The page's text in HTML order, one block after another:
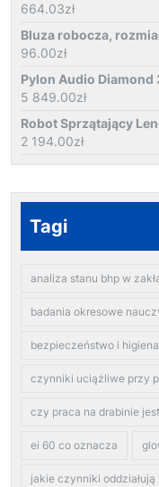
664.03zł
Bluza robocza,
96.00zł
Pylon Audio Diamond
5 849.00zł
Robot Sprzątający
2 194.00zł
Tagi
analiza stanu bhp w
badania okresowe
bezpieczeństwo i
czynniki uciążliwe przy
czy praca na drabinie
ei 60 co oznacza
jakie czynniki